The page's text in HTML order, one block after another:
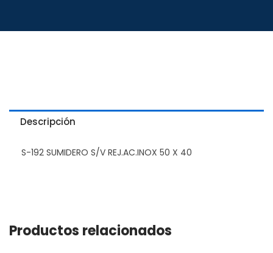
Descripción
S-192 SUMIDERO S/V REJ.AC.INOX 50 X 40
Productos relacionados